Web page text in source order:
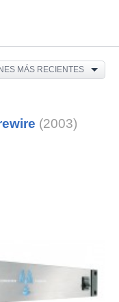
MÁS RECIENTES
(2003)